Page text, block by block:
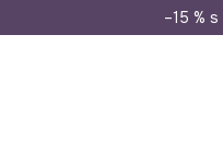
Doprava–15 %